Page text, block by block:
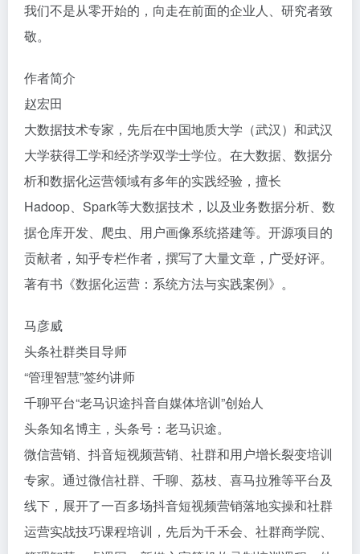
我们不是从零开始的，向走在前面的企业人、研究者致
敬。
作者简介
赵宏田
大数据技术专家，先后在中国地质大学（武汉）和武汉
大学获得工学和经济学双学士学位。在大数据、数据分
析和数据化运营领域有多年的实践经验，擅长
Hadoop、Spark等大数据技术，以及业务数据分析、数
据仓库开发、爬虫、用户画像系统搭建等。开源项目的
贡献者，知乎专栏作者，撰写了大量文章，广受好评。
著有书《数据化运营：系统方法与实践案例》。
马彦威
头条社群类目导师
“管理智慧”签约讲师
千聊平台“老马识途抖音自媒体培训”创始人
头条知名博主，头条号：老马识途。
微信营销、抖音短视频营销、社群和用户增长裂变培训
专家。通过微信社群、千聊、荔枝、喜马拉雅等平台及
线下，展开了一百多场抖音短视频营销落地实操和社群
运营实战技巧课程培训，先后为千禾会、社群商学院、